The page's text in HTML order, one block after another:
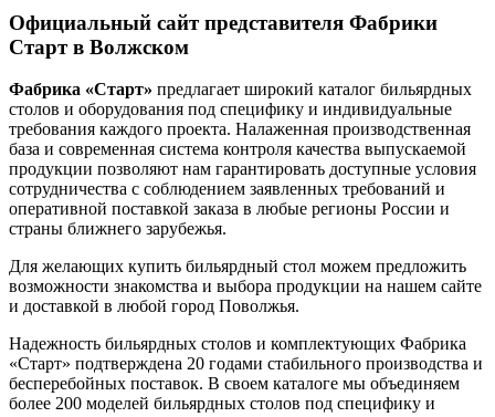
Официальный сайт представителя Фабрики
Старт в Волжском
Фабрика «Старт» предлагает широкий каталог бильярдных
столов и оборудования под специфику и индивидуальные
требования каждого проекта. Налаженная производственная
база и современная система контроля качества выпускаемой
продукции позволяют нам гарантировать доступные условия
сотрудничества с соблюдением заявленных требований и
оперативной поставкой заказа в любые регионы России и
страны ближнего зарубежья.
Для желающих купить бильярдный стол можем предложить
возможности знакомства и выбора продукции на нашем сайте
и доставкой в любой город Поволжья.
Надежность бильярдных столов и комплектующих Фабрика
«Старт» подтверждена 20 годами стабильного производства и
бесперебойных поставок. В своем каталоге мы объединяем
более 200 моделей бильярдных столов под специфику и